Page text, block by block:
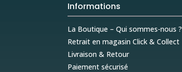
Informations
La Boutique – Qui sommes-nous ?
Retrait en magasin Click & Collect
Livraison & Retour
Paiement sécurisé